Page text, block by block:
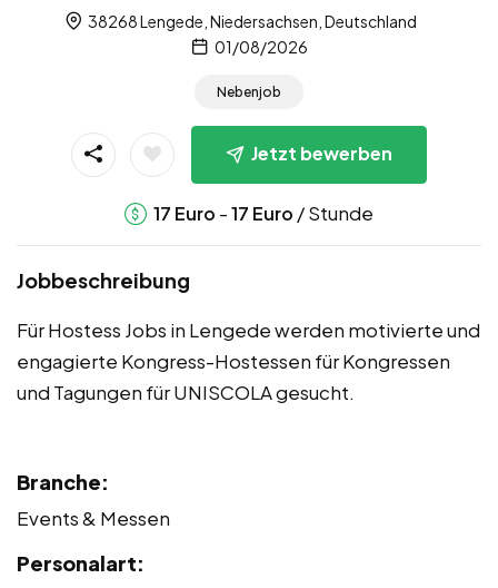
38268 Lengede, Niedersachsen, Deutschland
01/08/2026
Nebenjob
Jetzt bewerben
17 Euro -17 Euro / Stunde
Jobbeschreibung
Für Hostess Jobs in Lengede werden motivierte und
engagierte Kongress-Hostessen für Kongressen
und Tagungen für UNISCOLA gesucht.
Branche:
Events & Messen
Personalart: